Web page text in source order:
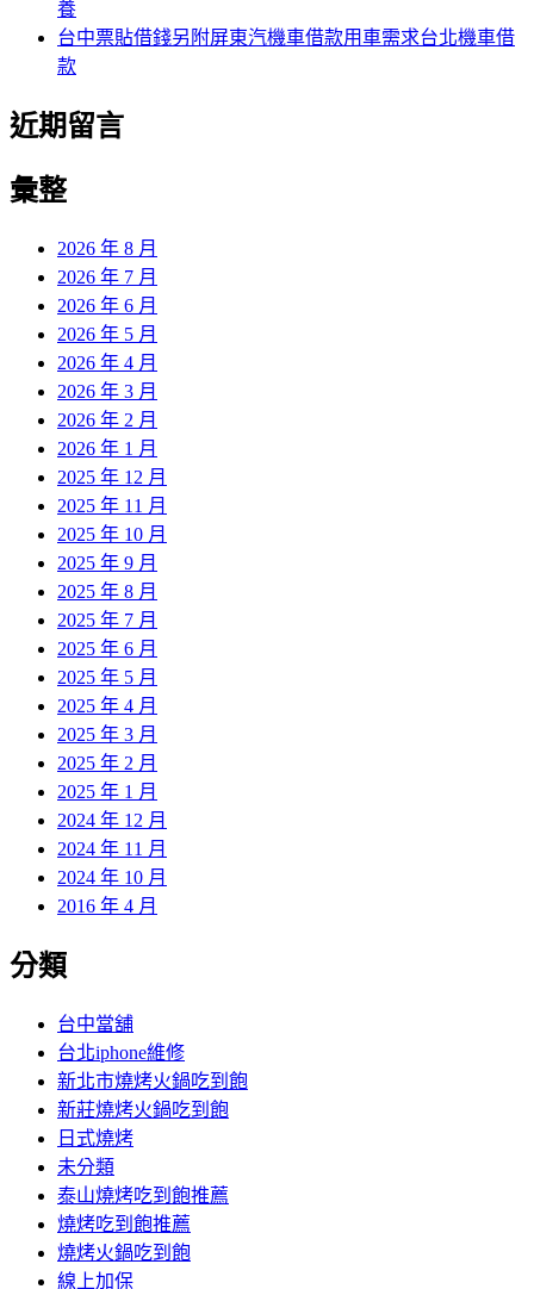
養
台中票貼借錢另附屏東汽機車借款用車需求台北機車借
款
近期留言
彙整
2026 年 8 月
2026 年 7 月
2026 年 6 月
2026 年 5 月
2026 年 4 月
2026 年 3 月
2026 年 2 月
2026 年 1 月
2025 年 12 月
2025 年 11 月
2025 年 10 月
2025 年 9 月
2025 年 8 月
2025 年 7 月
2025 年 6 月
2025 年 5 月
2025 年 4 月
2025 年 3 月
2025 年 2 月
2025 年 1 月
2024 年 12 月
2024 年 11 月
2024 年 10 月
2016 年 4 月
分類
台中當舖
台北iphone維修
新北市燒烤火鍋吃到飽
新莊燒烤火鍋吃到飽
日式燒烤
未分類
泰山燒烤吃到飽推薦
燒烤吃到飽推薦
燒烤火鍋吃到飽
線上加保